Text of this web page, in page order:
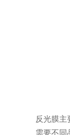
反光膜主
需要不同